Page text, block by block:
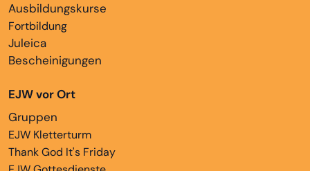
Ausbildungskurse
Fortbildung
Juleica
Bescheinigungen
EJW vor Ort
Gruppen
EJW Kletterturm
Thank God It's Friday